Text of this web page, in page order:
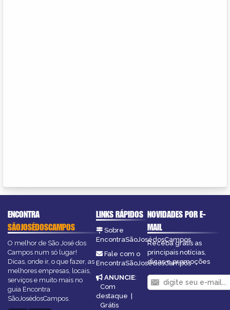
ENCONTRA
SÃOJOSÉDOSCAMPOS
O melhor de São José dos
Campos num só lugar!
Dicas, onde ir, o que fazer, as
melhores empresas, locais,
serviços e muito mais no
guia Encontra
SãoJosédosCampos.
LINKS RÁPIDOS
Sobre
EncontraSãoJosédosCampos
Fale com o
EncontraSãoJosédosCampos
ANUNCIE:
Com
destaque
Grátis
NOVIDADES POR E-
MAIL
Receba grátis as
principais notícias,
dicas e promoções